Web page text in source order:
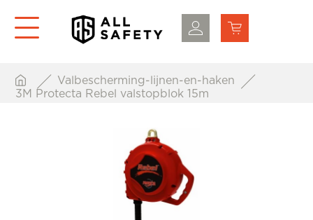
Valbescherming-lijnen-en-haken
3M Protecta Rebel valstopblok 15m